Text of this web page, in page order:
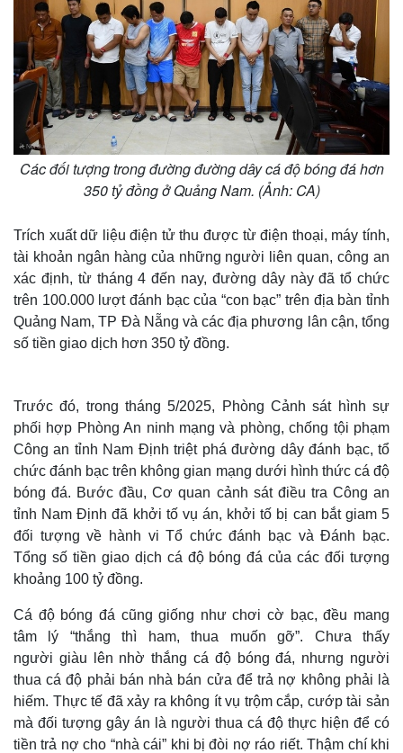
Thế giới
Multimedia
Các đối tượng trong đường đường dây cá độ bóng đá hơn
350 tỷ đồng ở Quảng Nam. (Ảnh: CA)
Trích xuất dữ liệu điện tử thu được từ điện thoại, máy tính,
tài khoản ngân hàng của những người liên quan, công an
xác định, từ tháng 4 đến nay, đường dây này đã tổ chức
trên 100.000 lượt đánh bạc của “con bạc” trên địa bàn tỉnh
Quảng Nam, TP Đà Nẵng và các địa phương lân cận, tổng
số tiền giao dịch hơn 350 tỷ đồng.
Trước đó, trong tháng 5/2025, Phòng Cảnh sát hình sự
phối hợp Phòng An ninh mạng và phòng, chống tội phạm
Công an tỉnh Nam Định triệt phá đường dây đánh bạc, tổ
chức đánh bạc trên không gian mạng dưới hình thức cá độ
bóng đá. Bước đầu, Cơ quan cảnh sát điều tra Công an
tỉnh Nam Định đã khởi tố vụ án, khởi tố bị can bắt giam 5
đối tượng về hành vi Tổ chức đánh bạc và Đánh bạc.
Tổng số tiền giao dịch cá độ bóng đá của các đối tượng
khoảng 100 tỷ đồng.
Cá độ bóng đá cũng giống như chơi cờ bạc, đều mang
tâm lý “thắng thì ham, thua muốn gỡ”. Chưa thấy
người giàu lên nhờ thắng cá độ bóng đá, nhưng người
thua cá độ phải bán nhà bán cửa để trả nợ không phải là
hiếm. Thực tế đã xảy ra không ít vụ trộm cắp, cướp tài sản
mà đối tượng gây án là người thua cá độ thực hiện để có
tiền trả nợ cho “nhà cái” khi bị đòi nợ ráo riết. Thậm chí khi